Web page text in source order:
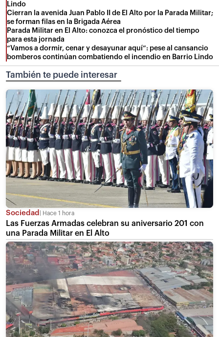
Lindo
Cierran la avenida Juan Pablo II de El Alto por la Parada Militar;
se forman filas en la Brigada Aérea
Parada Militar en El Alto: conozca el pronóstico del tiempo
para esta jornada
“Vamos a dormir, cenar y desayunar aquí”: pese al cansancio
bomberos continúan combatiendo el incendio en Barrio Lindo
También te puede interesar
Sociedad Hace 1 hora
Las Fuerzas Armadas celebran su aniversario 201 con
una Parada Militar en El Alto